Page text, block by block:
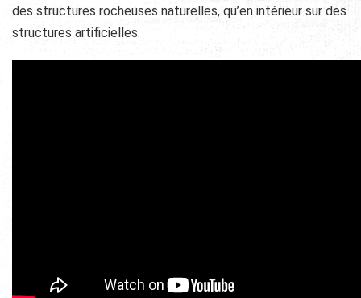
des structures rocheuses naturelles, qu’en intérieur sur des
structures artificielles.